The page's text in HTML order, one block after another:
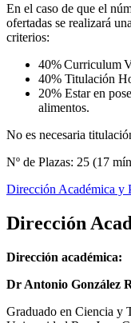
En el caso de que el
ofertadas se realizará
criterios:
40% Curriculum
40% Titulación
20% Estar en
alimentos.
No es necesaria
Nº de Plazas: 25 (17
Dirección Académica y
Dirección
Dirección académica:
Dr Antonio González
Graduado en Ciencia y